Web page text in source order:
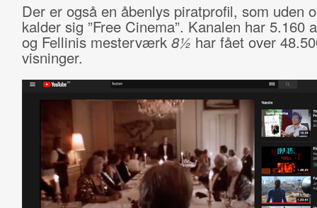
Der er også en åbenlys piratprofil, som uden
kalder sig ”Free Cinema”. Kanalen har 5.160
og Fellinis mesterværk 8½ har fået over
visninger.